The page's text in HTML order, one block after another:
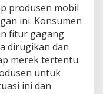
produsen mobil
ini. Konsumen
fitur gagang
dirugikan dan
merek tertentu.
untuk
ini dan